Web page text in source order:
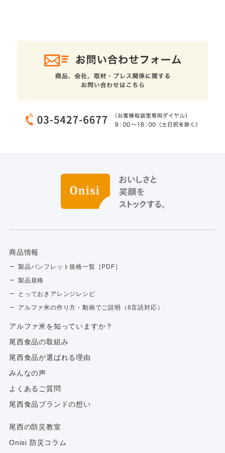
商品情報
製品パンフレット規格一覧［PDF］
製品規格
とっておきアレンジレシピ
アルファ米の作り方・動画でご説明（6言語対応）
アルファ⽶を知っていますか？
尾西食品の取組み
尾西食品が選ばれる理由
みんなの声
よくあるご質問
尾西食品ブランドの想い
尾西の防災教室
Onisi 防災コラム